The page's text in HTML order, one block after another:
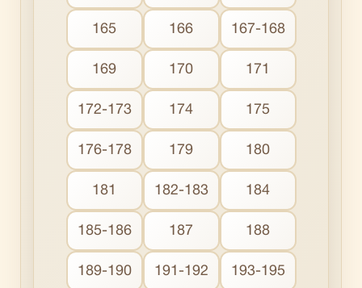
165 166 167-168
169 170 171
172-173 174 175
176-178 179 180
181 182-183 184
185-186 187 188
189-190 191-192 193-195